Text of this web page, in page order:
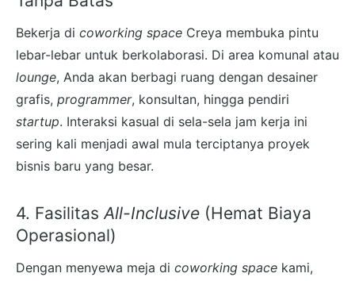
Bekerja di coworking space Creya membuka pintu
lebar-lebar untuk berkolaborasi. Di area komunal atau
lounge, Anda akan berbagi ruang dengan desainer
grafis, programmer, konsultan, hingga pendiri
startup. Interaksi kasual di sela-sela jam kerja ini
sering kali menjadi awal mula terciptanya proyek
bisnis baru yang besar.
4. FasilitasAll-Inclusive (Hemat Biaya
Operasional)
Dengan menyewa meja di coworking space kami,